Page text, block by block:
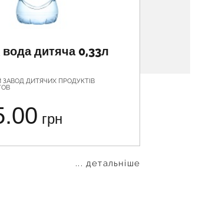
дитяча 0,33л
ЗАВОД ДИТЯЧИХ ПРОДУКТІВ
грн
... детальніше